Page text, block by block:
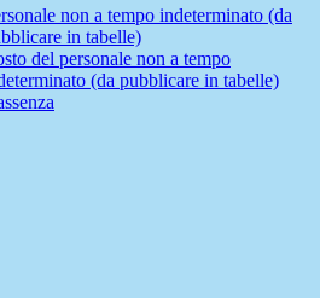
non a tempo indeterminato (da
in tabelle)
del personale non a tempo
(da pubblicare in tabelle)